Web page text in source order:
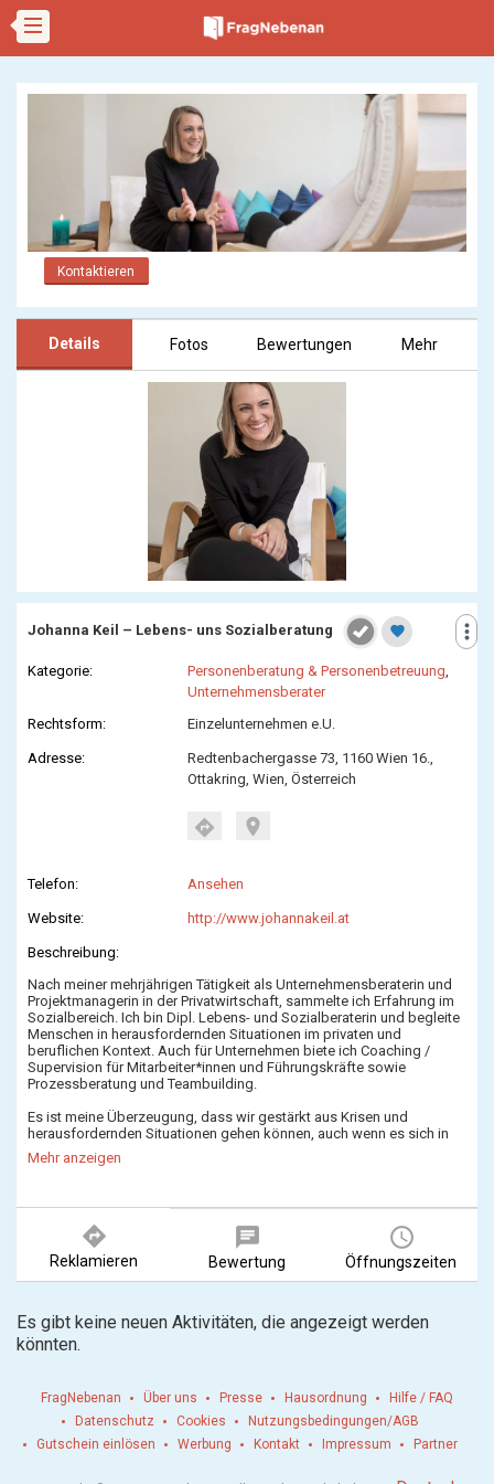
Kontaktieren
Details Fotos Bewertungen Mehr
more_vert
Johanna Keil – Lebens- uns Sozialberatung favorite
Kategorie: Personenberatung & Personenbetreuung,
Unternehmensberater
Rechtsform:
Einzelunternehmen e.U.
Adresse:
Redtenbachergasse 73, 1160 Wien 16.,
Ottakring, Wien, Österreich
directions location_on
Telefon: Ansehen
Website: http://www.johannakeil.at
Beschreibung:
Nach meiner mehrjährigen Tätigkeit als Unternehmensberaterin und
Projektmanagerin in der Privatwirtschaft, sammelte ich Erfahrung im
Sozialbereich. Ich bin Dipl. Lebens- und Sozialberaterin und begleite
Menschen in herausfordernden Situationen im privaten und
beruflichen Kontext. Auch für Unternehmen biete ich Coaching /
Supervision für Mitarbeiter*innen und Führungskräfte sowie
Prozessberatung und Teambuilding.
Es ist meine Überzeugung, dass wir gestärkt aus Krisen und
herausfordernden Situationen gehen können, auch wenn es sich in
dem Moment nicht so anfühlt. Manchmal kommen wir alleine nicht
mehr weiter, dann brauchen wir die für uns richtige Unterstützung. Mit
Vielleicht bin ich ja Ihr passendes Gegenüber und ich freue mich
darauf, Sie ein Stück Ihres Weges zu begleiten!
Mehr Informationen: www.johannakeil.at
Mehr anzeigen
directions
Reklamieren
chat
Bewertung
query_builder
Öffnungszeiten
Es gibt keine neuen Aktivitäten, die angezeigt werden
könnten.
FragNebenan Über uns Presse Hausordnung
Hilfe / FAQ
Datenschutz
Cookies
Nutzungsbedingungen/AGB
Gutschein einlösen
Werbung Kontakt Impressum Partner